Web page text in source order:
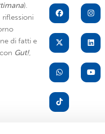
).
riflessioni
di fatti e
Gut!,